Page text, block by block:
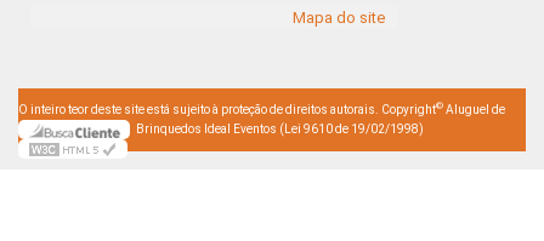
Mapa do site
O inteiro teor deste site está sujeito à proteção de direitos autorais. Copyright© Aluguel de
Brinquedos Ideal Eventos (Lei 9610 de 19/02/1998)